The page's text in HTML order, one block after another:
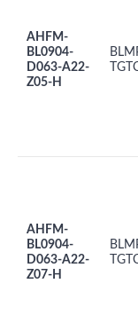
AHFM-
BL0904-
D063-A22-
Z05-H
AHFM-
BL0904-
D063-A22-
Z07-H